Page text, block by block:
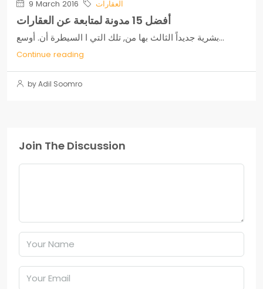
9 March 2016 العقارات
أفضل 15 مدونة لمتابعة عن العقارات
بشرية جديداً الثالث بها من, تلك التي ا السيطرة أن. أوسع...
Continue reading
by Adil Soomro
Join The Discussion